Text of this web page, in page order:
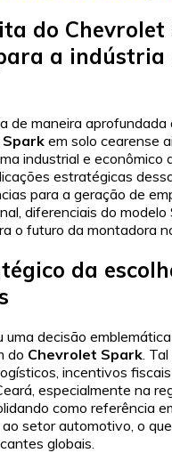
do Chevrolet
a
de maneira aprofundada
em solo cearense
industrial e econômico
estratégicas
para a geração de
diferenciais do modelo
o futuro da montadora
da
decisão
do Chevrolet Spark.
incentivos
especialmente na
como referência
setor automotivo, o
globais.